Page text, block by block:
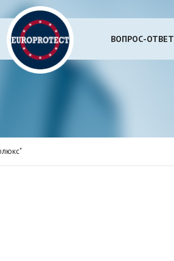
ВОПРОС-ОТВЕТ